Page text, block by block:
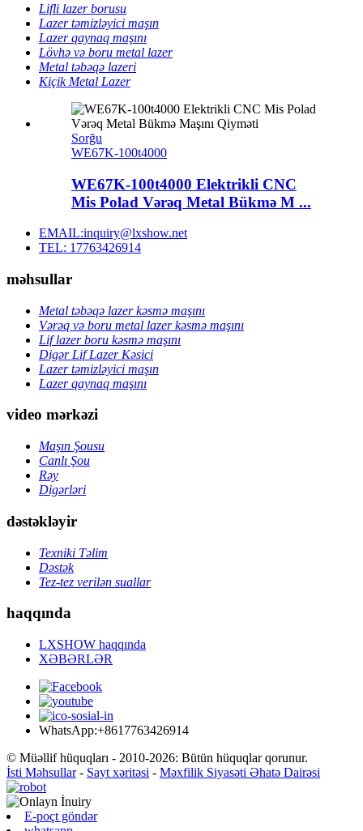
Lifli lazer borusu
Lazer təmizləyici maşın
Lazer qaynaq maşını
Lövhə və boru metal lazer
Metal təbəqə lazeri
Kiçik Metal Lazer
Sorğu
WE67K-100t4000
WE67K-100t4000 Elektrikli CNC
Mis Polad Vərəq Metal Bükmə M ...
EMAIL:inquiry@lxshow.net
TEL: 17763426914
məhsullar
Metal təbəqə lazer kəsmə maşını
Vərəq və boru metal lazer kəsmə maşını
Lif lazer boru kəsmə maşını
Digər Lif Lazer Kəsici
Lazer təmizləyici maşın
Lazer qaynaq maşını
video mərkəzi
Maşın Şousu
Canlı Şou
Rəy
Digərləri
dəstəkləyir
Texniki Təlim
Dəstək
Tez-tez verilən suallar
haqqında
LXSHOW haqqında
XƏBƏRLƏR
WhatsApp:+8617763426914
© Müəllif hüquqları - 2010-2026: Bütün hüquqlar qorunur.
İsti Məhsullar- Sayt xəritəsi - Məxfilik Siyasəti Əhatə Dairəsi
E-poçt göndər